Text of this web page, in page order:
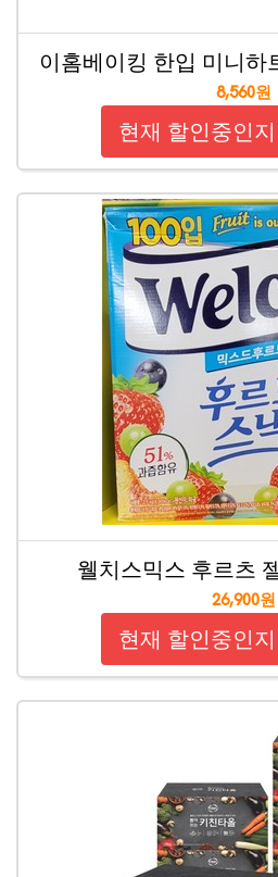
이홈베이킹 한입 미니하
8,560원
현재 할인중인
웰치스믹스 후르츠
26,900원
현재 할인중인